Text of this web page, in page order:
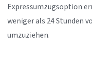
Expressumzugsoption
weniger als 24 Stunden
umzuziehen.